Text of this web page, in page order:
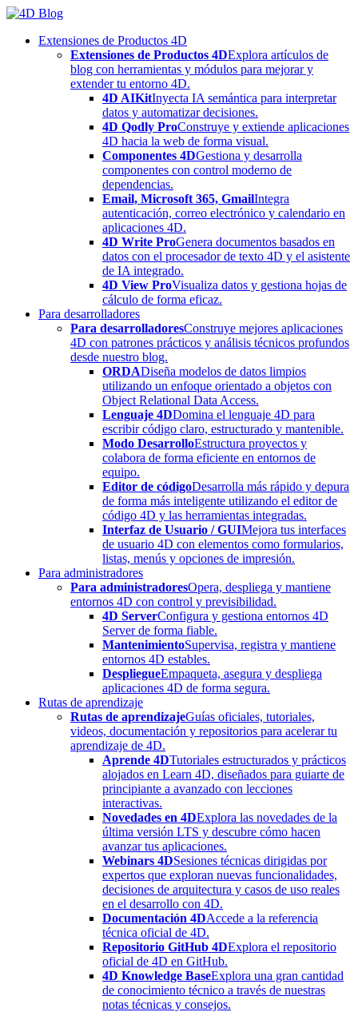
Skip
contentExtensiones de Productos 4D
Extensiones de Productos 4DExplora artículos de
blog con herramientas y módulos para mejorar y
extender tu entorno 4D.
4D AIKitInyecta IA semántica para interpretar
datos y automatizar decisiones.
4D Qodly ProConstruye y extiende aplicaciones
4D hacia la web de forma visual.
Componentes 4DGestiona y desarrolla
componentes con control moderno de
dependencias.
Email, Microsoft 365, GmailIntegra
autenticación, correo electrónico y calendario en
aplicaciones 4D.
4D Write ProGenera documentos basados en
datos con el procesador de texto 4D y el asistente
de IA integrado.
4D View ProVisualiza datos y gestiona hojas de
cálculo de forma eficaz.
Para desarrolladores
Para desarrolladoresConstruye mejores aplicaciones
4D con patrones prácticos y análisis técnicos profundos
desde nuestro blog.
ORDADiseña modelos de datos limpios
utilizando un enfoque orientado a objetos con
Object Relational Data Access.
Lenguaje 4DDomina el lenguaje 4D para
escribir código claro, estructurado y mantenible.
Modo DesarrolloEstructura proyectos y
colabora de forma eficiente en entornos de
equipo.
Editor de códigoDesarrolla más rápido y depura
de forma más inteligente utilizando el editor de
código 4D y las herramientas integradas.
Interfaz de Usuario / GUIMejora tus interfaces
de usuario 4D con elementos como formularios,
listas, menús y opciones de impresión.
Para administradores
Para administradoresOpera, despliega y mantiene
entornos 4D con control y previsibilidad.
4D ServerConfigura y gestiona entornos 4D
Server de forma fiable.
MantenimientoSupervisa, registra y mantiene
entornos 4D estables.
DespliegueEmpaqueta, asegura y despliega
aplicaciones 4D de forma segura.
Rutas de aprendizaje
Rutas de aprendizajeGuías oficiales, tutoriales,
videos, documentación y repositorios para acelerar tu
aprendizaje de 4D.
Aprende 4DTutoriales estructurados y prácticos
alojados en Learn 4D, diseñados para guiarte de
principiante a avanzado con lecciones
interactivas.
Novedades en 4DExplora las novedades de la
última versión LTS y descubre cómo hacen
avanzar tus aplicaciones.
Webinars 4DSesiones técnicas dirigidas por
expertos que exploran nuevas funcionalidades,
decisiones de arquitectura y casos de uso reales
en el desarrollo con 4D.
Documentación 4DAccede a la referencia
técnica oficial de 4D.
Repositorio GitHub 4DExplora el repositorio
oficial de 4D en GitHub.
4D Knowledge BaseExplora una gran cantidad
de conocimiento técnico a través de nuestras
notas técnicas y consejos.